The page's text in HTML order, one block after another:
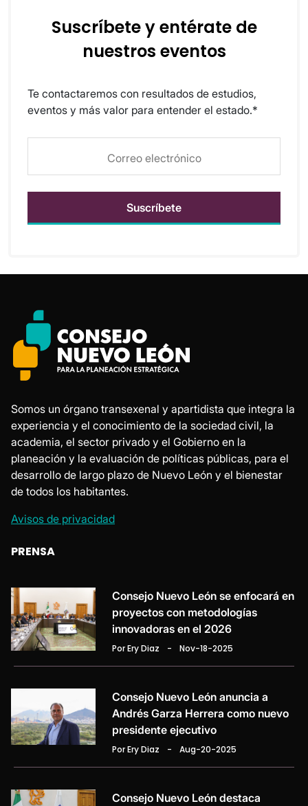
Suscríbete y entérate de
nuestros eventos
Te contactaremos con resultados de estudios,
eventos y más valor para entender el estado.*
Somos un órgano transexenal y apartidista que integra la
experiencia y el conocimiento de la sociedad civil, la
academia, el sector privado y el Gobierno en la
planeación y la evaluación de políticas públicas, para el
desarrollo de largo plazo de Nuevo León y el bienestar
de todos los habitantes.
Avisos de privacidad
PRENSA
Consejo Nuevo León se enfocará en
proyectos con metodologías
innovadoras en el 2026
Por Ery Diaz - Nov-18-2025
Consejo Nuevo León anuncia a
Andrés Garza Herrera como nuevo
presidente ejecutivo
Por Ery Diaz - Aug-20-2025
Consejo Nuevo León destaca